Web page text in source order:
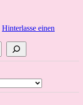
Hinterlasse einen